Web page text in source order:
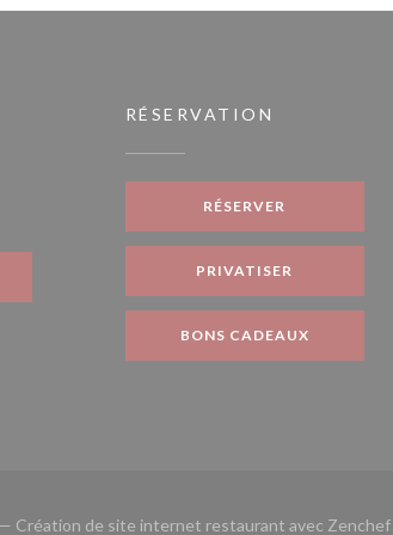
RÉSERVATION
RÉSERVER
PRIVATISER
BONS CADEAUX
Création de site internet restaurant avec Zenchef